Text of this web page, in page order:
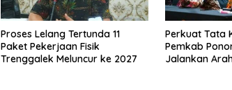
Proses Lelang Tertunda 11
Paket Pekerjaan Fisik
Trenggalek Meluncur ke 2027
Perkuat Tata
Pemkab
Jalankan